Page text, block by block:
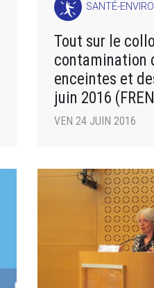
SANTÉ-
Tout sur le
contamination
enceintes et
juin 2016
ENGLISH)
VEN 24 JUIN 2016